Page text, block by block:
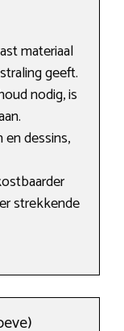
materiaal
geeft.
nodig, is
en dessins,
strekkende